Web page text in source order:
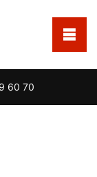
60 70